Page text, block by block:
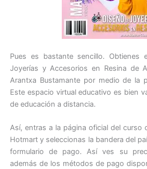
Pues es bastante sencillo. Obtienes
Joyerías y Accesorios en Resina de
Arantxa Bustamante por medio de la
Este espacio virtual educativo es bien
de educación a distancia.
Así, entras a la página oficial del curso
Hotmart y seleccionas la bandera del
formulario de pago. Así ves su
además de los métodos de pago